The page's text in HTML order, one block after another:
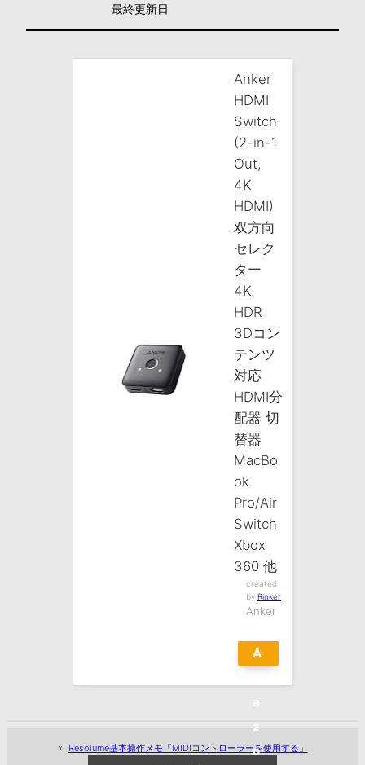
最終更新日
Anker
HDMI
Switch
(2-in-1
Out,
4K
HDMI)
双方向
セレク
ター
4K
HDR
3Dコン
テンツ
対応
HDMI分
配器 切
替器
MacBo
ok
Pro/Air
Switch
Xbox
360 他
created
by Rinker
Anker
A
z
o
« Resolume基本操作メモ「MIDIコントローラーを使用する」